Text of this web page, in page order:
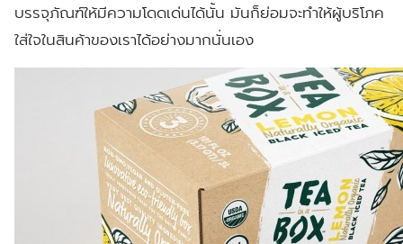
บรรจุภัณฑ์ให้มีความโดดเด่นได้นั้น มันก็ย่อมจะทำให้ผู้บริโภค
ใส่ใจในสินค้าของเราได้อย่างมากนั่นเอง